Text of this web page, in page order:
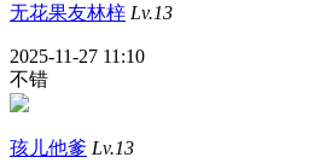
无花果友林梓 Lv.13
2025-11-27 11:10
不错
孩儿他爹 Lv.13